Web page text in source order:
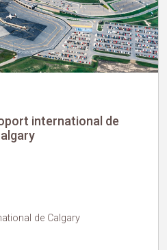
international de
de Calgary